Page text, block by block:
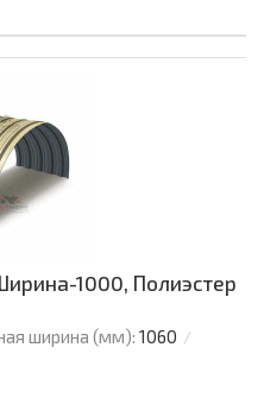
1000, Полиэстер
ширина (мм): 1060